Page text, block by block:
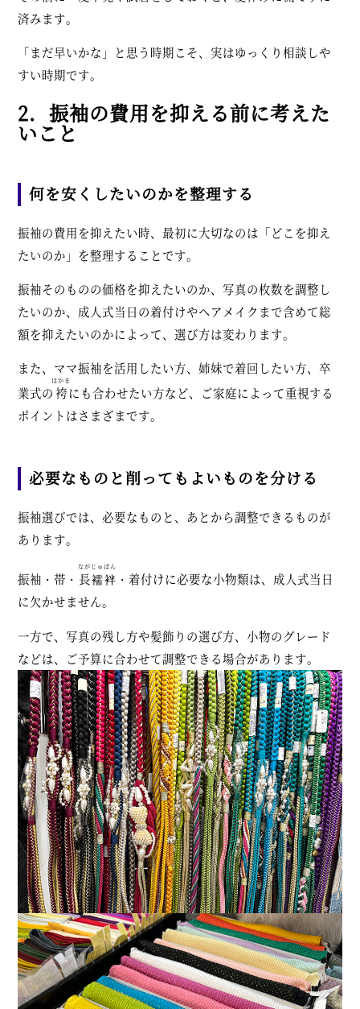
済みます。
「まだ早いかな」と思う時期こそ、実はゆっくり相談しや
すい時期です。
2．振袖の費用を抑える前に考えた
いこと
何を安くしたいのかを整理する
振袖の費用を抑えたい時、最初に大切なのは「どこを抑え
たいのか」を整理することです。
振袖そのものの価格を抑えたいのか、写真の枚数を調整し
たいのか、成人式当日の着付けやヘアメイクまで含めて総
額を抑えたいのかによって、選び方は変わります。
また、ママ振袖を活用したい方、姉妹で着回したい方、卒
業式の袴
はかま
にも合わせたい方など、ご家庭によって重視する
ポイントはさまざまです。
必要なものと削ってもよいものを分ける
振袖選びでは、必要なものと、あとから調整できるものが
あります。
振袖・帯・ 長襦袢
ながじゅばん
・着付けに必要な小物類は、成人式当日
に欠かせません。
一方で、写真の残し方や髪飾りの選び方、小物のグレード
などは、ご予算に合わせて調整できる場合があります。